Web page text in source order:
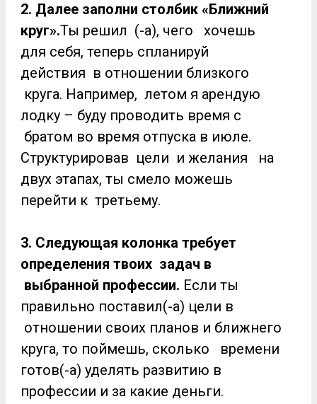
2. Далее заполни столбик «Ближний
круг».Ты решил (-а), чего хочешь
для себя, теперь спланируй
действия в отношении близкого
круга. Например, летом я арендую
лодку – буду проводить время с
братом во время отпуска в июле.
Структурировав цели и желания на
двух этапах, ты смело можешь
перейти к третьему.
3. Следующая колонка требует
определения твоих задач в
выбранной профессии. Если ты
правильно поставил(-а) цели в
отношении своих планов и ближнего
круга, то поймешь, сколько времени
готов(-а) уделять развитию в
профессии и за какие деньги.